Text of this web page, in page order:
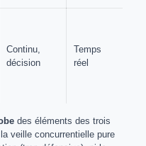
Continu,
décision
Temps
réel
des éléments des trois
veille concurrentielle pure